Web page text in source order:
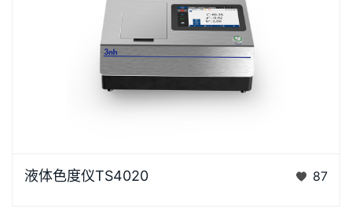
体色度测量设计的高精度色彩分析利器。采用D/0光学
液体色度仪TS4020 87